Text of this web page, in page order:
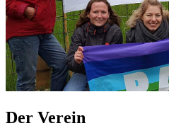
Der Verein